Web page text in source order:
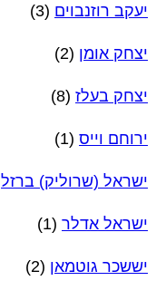
יעקב רוזנבוים (3)
יצחק אומן (2)
יצחק בעלז (8)
ירוחם וייס (1)
ישראל (שרוליק) ברזל
ישראל אדלר (1)
יששכר גוטמאן (2)